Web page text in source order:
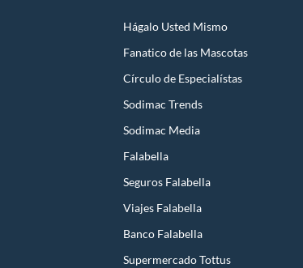
Hágalo Usted Mismo
Fanatico de las Mascotas
Círculo de Especialístas
Sodimac Trends
Sodimac Media
Falabella
Seguros Falabella
Viajes Falabella
Banco Falabella
Supermercado Tottus